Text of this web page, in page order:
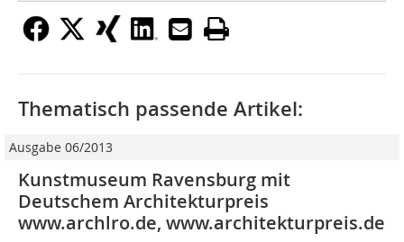
Thematisch passende Artikel:
Ausgabe 06/2013
Kunstmuseum Ravensburg mit
Deutschem Architekturpreis
www.archlro.de, www.architekturpreis.de